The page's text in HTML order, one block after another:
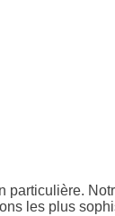
particulière.
les plus